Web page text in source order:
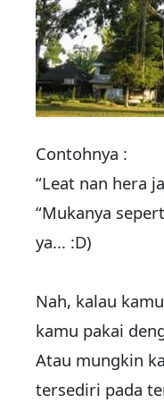
Contohnya :
“Leat nan hera
“Mukanya
ya... :D)
Nah, kalau
kamu pakai
Atau mungkin
tersediri pada